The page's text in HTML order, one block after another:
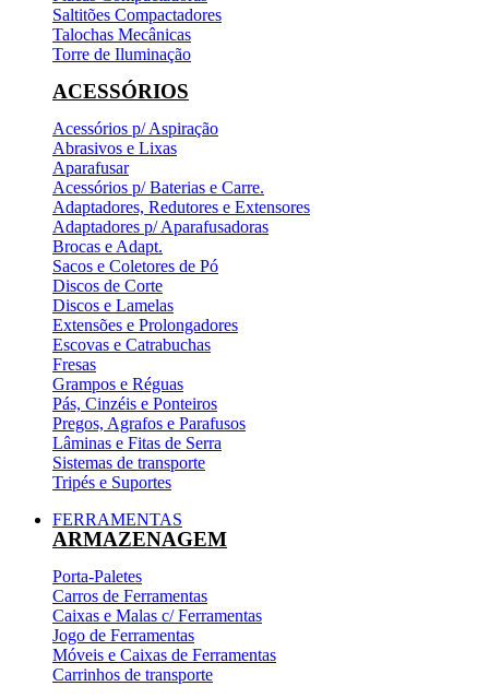
Saltitões Compactadores
Talochas Mecânicas
Torre de Iluminação
ACESSÓRIOS
Acessórios p/ Aspiração
Abrasivos e Lixas
Aparafusar
Acessórios p/ Baterias e Carre.
Adaptadores, Redutores e Extensores
Adaptadores p/ Aparafusadoras
Brocas e Adapt.
Sacos e Coletores de Pó
Discos de Corte
Discos e Lamelas
Extensões e Prolongadores
Escovas e Catrabuchas
Fresas
Grampos e Réguas
Pás, Cinzéis e Ponteiros
Pregos, Agrafos e Parafusos
Lâminas e Fitas de Serra
Sistemas de transporte
Tripés e Suportes
FERRAMENTAS
ARMAZENAGEM
Porta-Paletes
Carros de Ferramentas
Caixas e Malas c/ Ferramentas
Jogo de Ferramentas
Móveis e Caixas de Ferramentas
Carrinhos de transporte